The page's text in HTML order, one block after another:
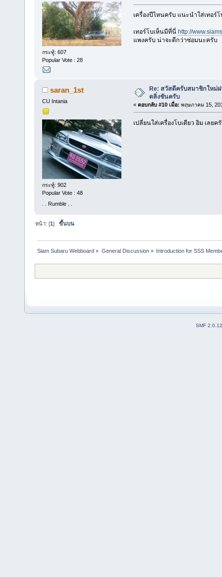
กระทู้: 607
Popular Vote : 28
เครื่องปีไหนครับ แนะนำใส่เทอร์
เทอร์โบเห็นมีที่นี่ http://
แพงครับ น่าจะดีกว่าซ่อมนะครับ
saran_1st
CU Intania
กระทู้: 902
Popular Vote : 48
. . Rumble . .
Re: สวัสดีครับสมาชิกใหม่
ตลิ่งชันครับ
« ตอบกลับ #10 เมื่อ: พฤษภาคม 15,
เปลี่ยนใส่เครื่องโบเดียว อิม เลย
หน้า: [1]ขึ้นบน
Siam Subaru Webboard » General Discussion» Introduction for SSS
SMF 2.0.12